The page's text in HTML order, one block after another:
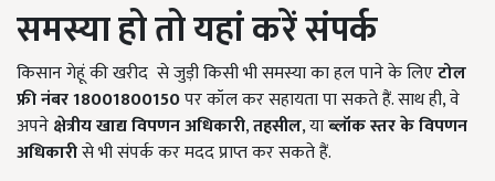
समस्या हो तो यहां करें संपर्क
किसान गेहूं की खरीद से जुड़ी किसी भी समस्या का हल पाने के लिएटोल
फ्री नंबर18001800150पर कॉल कर सहायता पा सकते हैं. साथ ही, वे
अपनेक्षेत्रीय खाद्य विपणन अधिकारी,तहसील, याब्लॉक स्तर के विपणन
अधिकारीसे भी संपर्क कर मदद प्राप्त कर सकते हैं.